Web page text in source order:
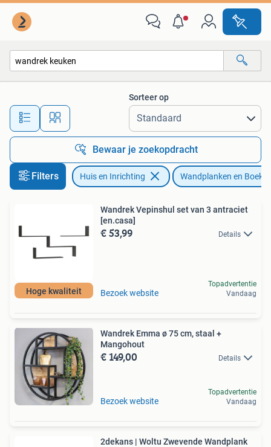
Alle afstanden…
Sorteer op
Bewaar je zoekopdracht
Filters Huis en Inrichting Wandplanken en
Hoge kwaliteit
Wandrek Vepinshul set van 3 antraciet
[en.casa]
€ 53,99 Details
Bezoek website
Topadvertentie
Vandaag
Wandrek Emma ø 75 cm, staal +
Mangohout
€ 149,00 Details
Bezoek website
Topadvertentie
Vandaag
2dekans | Woltu Zwevende Wandplank